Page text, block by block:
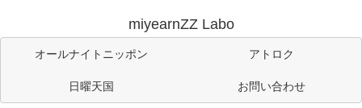
miyearnZZ Labo
オールナイトニッポン アトロク
日曜天国 お問い合わせ